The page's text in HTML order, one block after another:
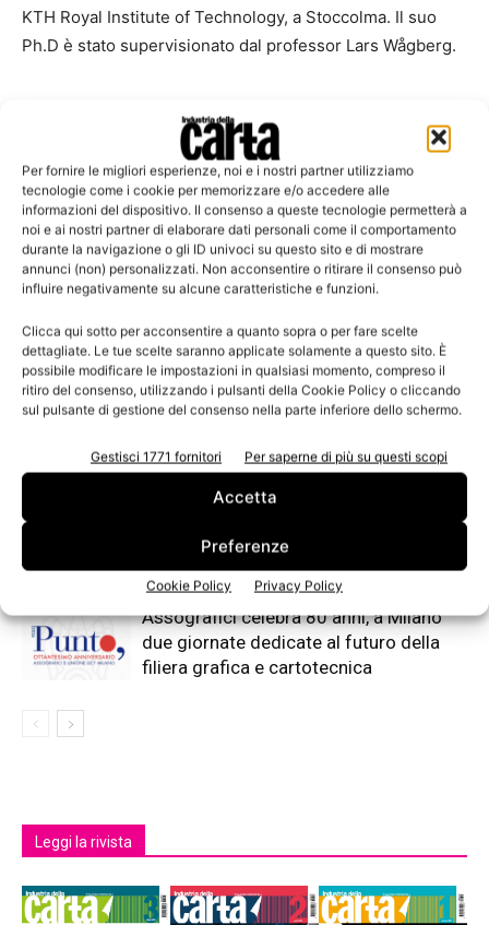
Per fornire le migliori esperienze, noi e i nostri partner utilizziamo
tecnologie come i cookie per memorizzare e/o accedere alle
informazioni del dispositivo. Il consenso a queste tecnologie permetterà a
noi e ai nostri partner di elaborare dati personali come il comportamento
durante la navigazione o gli ID univoci su questo sito e di mostrare
annunci (non) personalizzati. Non acconsentire o ritirare il consenso può
influire negativamente su alcune caratteristiche e funzioni.
Clicca qui sotto per acconsentire a quanto sopra o per fare scelte
dettagliate. Le tue scelte saranno applicate solamente a questo sito. È
possibile modificare le impostazioni in qualsiasi momento, compreso il
ritiro del consenso, utilizzando i pulsanti della Cookie Policy o cliccando
sul pulsante di gestione del consenso nella parte inferiore dello schermo.
Gestisci 1771 fornitori Per saperne di più su questi scopi
Accetta
Preferenze
Cookie Policy Privacy Policy
KTH Royal Institute of Technology, a Stoccolma. Il suo
Ph.D è stato supervisionato dal professor Lars Wågberg.
Simon Utsel
Articoli correlati Di più dello stesso autore
Raccolta differenziata di carta e
di tonnellate raccolte
l’innovazione
Assografici celebra 80 anni, a Milano
due giornate dedicate al futuro della
filiera grafica e cartotecnica
Leggi la rivista